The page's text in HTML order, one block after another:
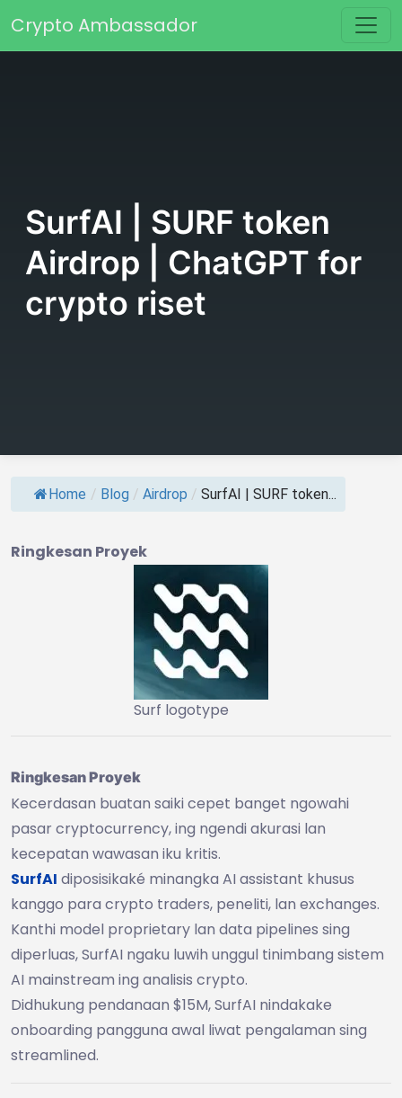
Main Navigation
Crypto Ambassador
SurfAI | SURF token
Airdrop | ChatGPT for
crypto riset
Home / Blog / Airdrop / SurfAI | SURF token...
Ringkesan Proyek
Surf logotype
Ringkesan Proyek
Kecerdasan buatan saiki cepet banget ngowahi
pasar cryptocurrency, ing ngendi akurasi lan
kecepatan wawasan iku kritis.
SurfAI diposisikaké minangka AI assistant khusus
kanggo para crypto traders, peneliti, lan exchanges.
Kanthi model proprietary lan data pipelines sing
diperluas, SurfAI ngaku luwih unggul tinimbang sistem
AI mainstream ing analisis crypto.
Didhukung pendanaan $15M, SurfAI nindakake
onboarding pangguna awal liwat pengalaman sing
streamlined.